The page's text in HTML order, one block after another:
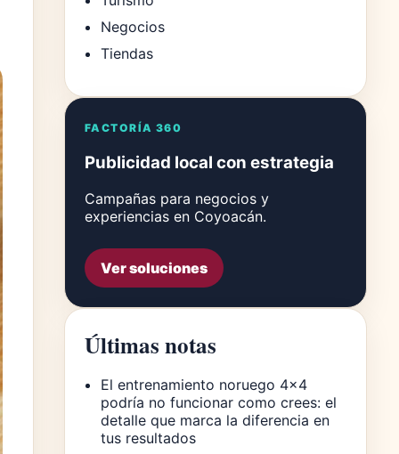
Negocios
Tiendas
FACTORÍA 360
Publicidad local con estrategia
Campañas para negocios y
experiencias en Coyoacán.
Ver soluciones
Últimas notas
El entrenamiento noruego 4×4
podría no funcionar como crees: el
detalle que marca la diferencia en
tus resultados